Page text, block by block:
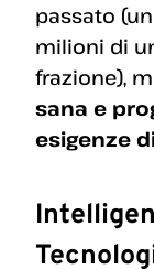
passato
milioni di
frazione),
sana e
esigenze